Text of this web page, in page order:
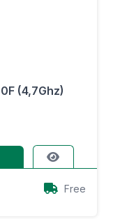
(4,7Ghz)
Free